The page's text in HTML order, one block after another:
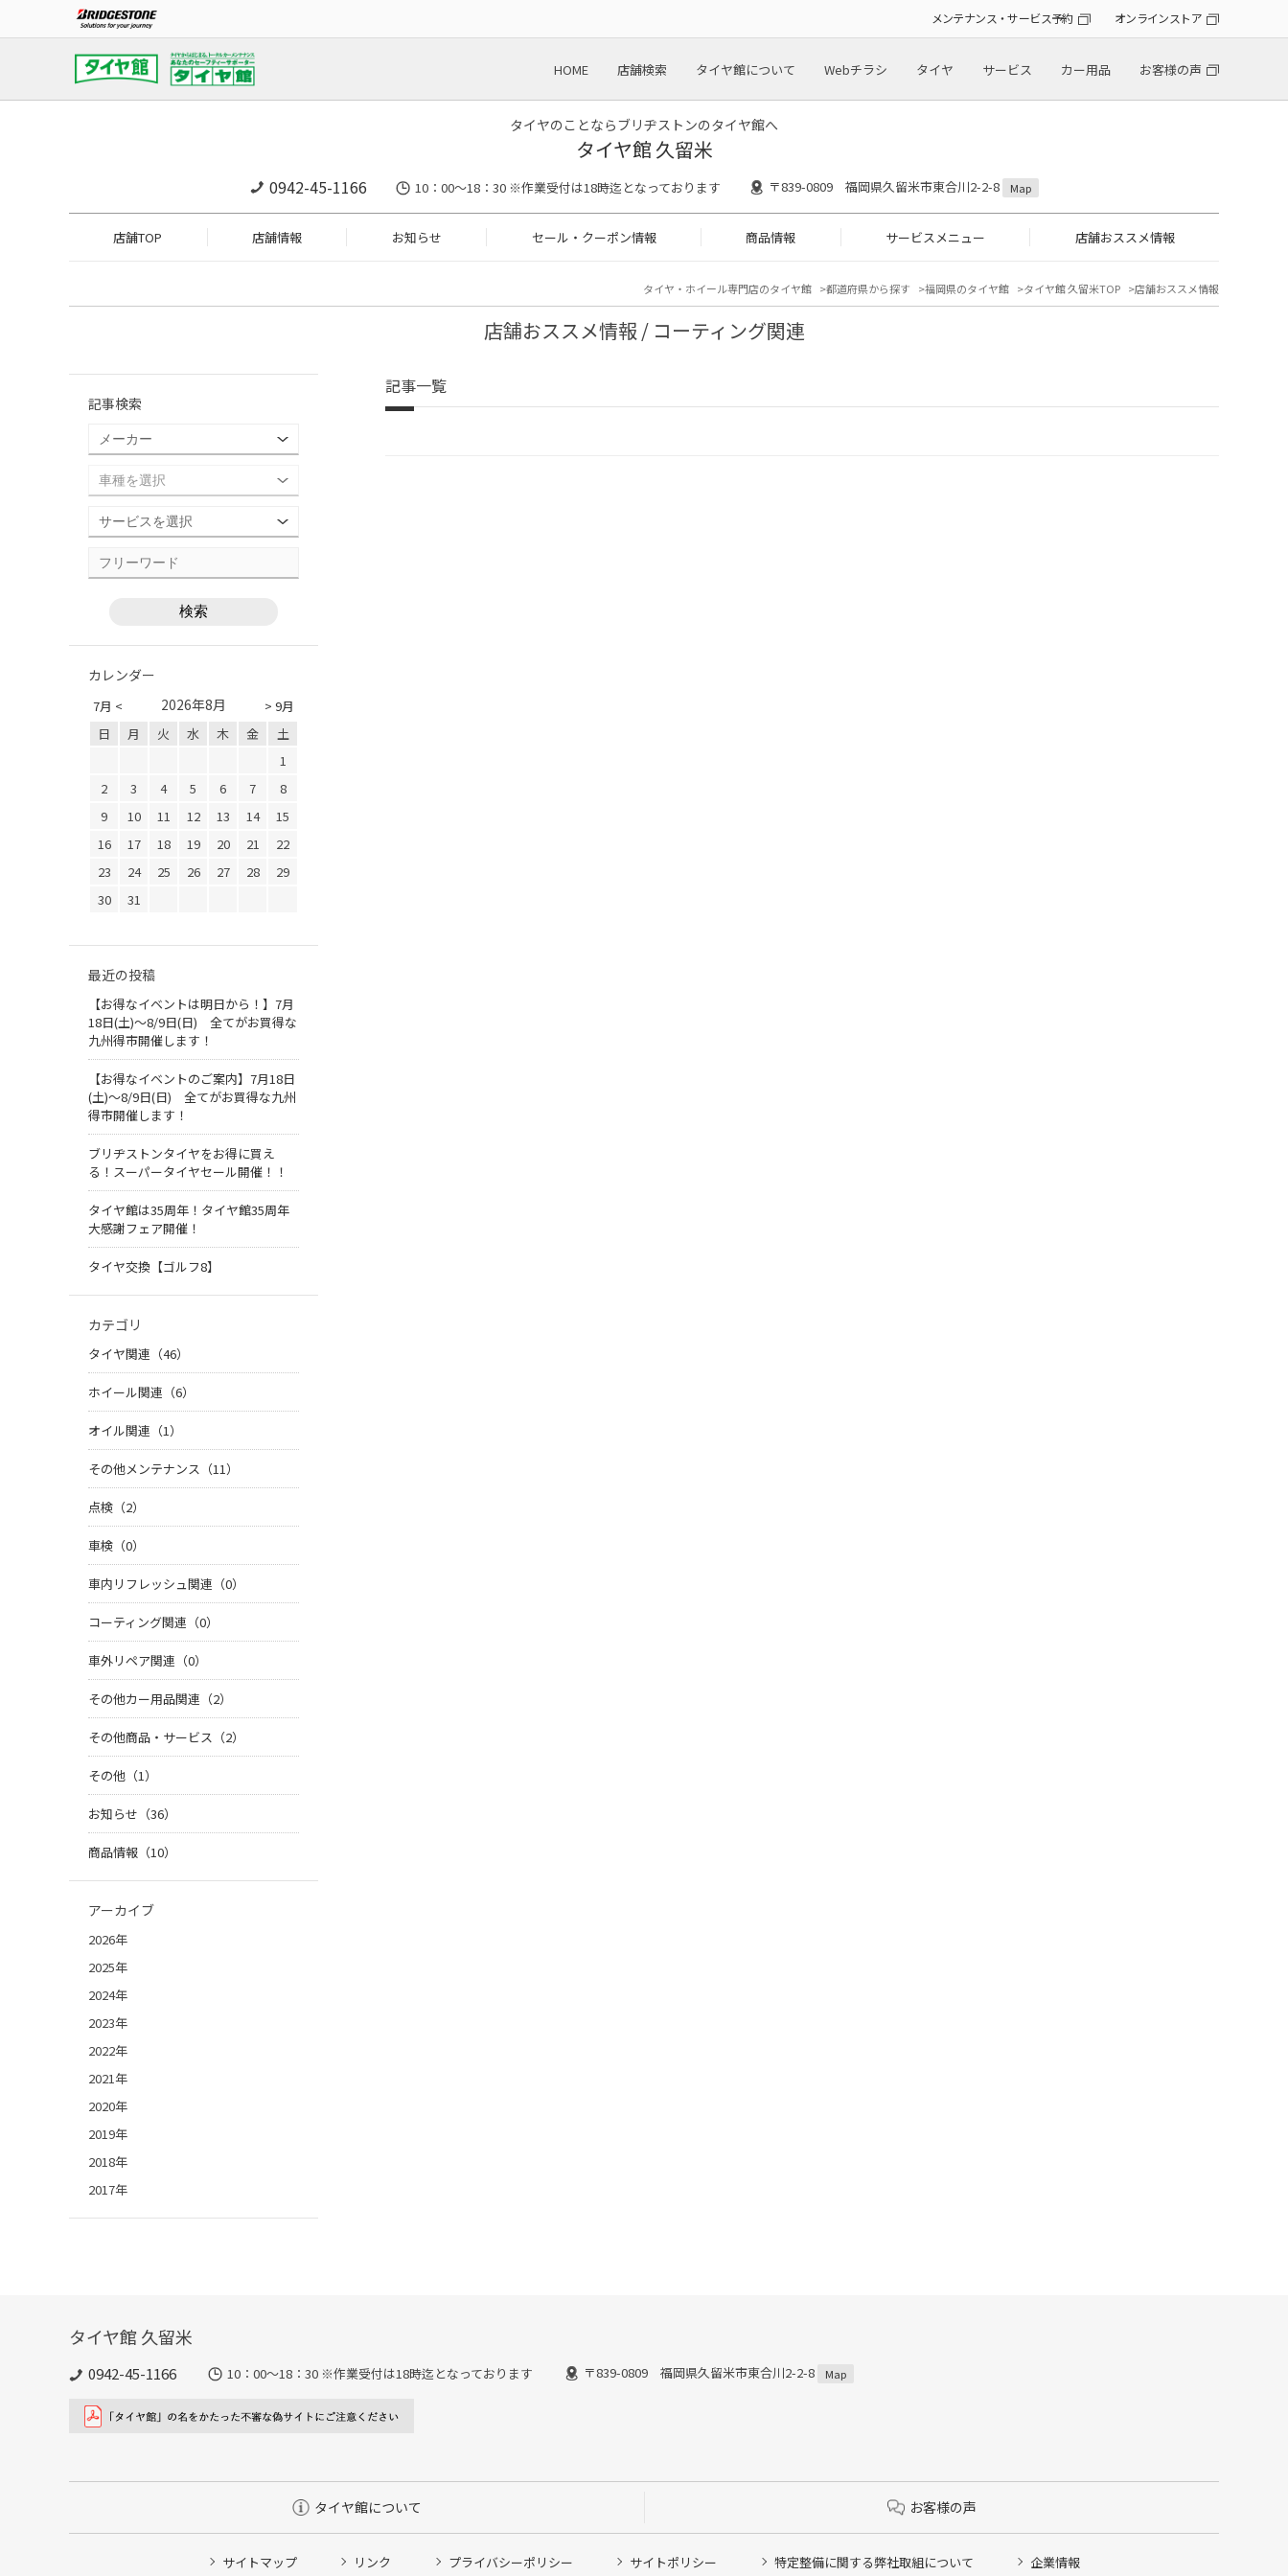
メンテナンス・サービス予約 オンラインストア
HOME 店舗検索 タイヤ館について Webチラシ タイヤ サービス カー用品 お客様の声
タイヤのことならブリヂストンのタイヤ館へ
タイヤ館 久留米
0942-45-1166 10：00～18：30 ※作業受付は18時迄となっております 〒839-0809 福岡県久留米市東合川2-2-8 Map
店舗TOP 店舗情報 お知らせ セール・クーポン情報 商品情報 サービスメニュー 店舗おススメ情報
タイヤ・ホイール専門店のタイヤ館 都道府県から探す 福岡県のタイヤ館 タイヤ館 久留米TOP 店舗おススメ情報
店舗おススメ情報 / コーティング関連
記事一覧
記事検索
カレンダー
7月 < > 9月
2026年8月
日 月 火 水 木 金
土
1
2
3 4 5 6 7
8
9
10 11 12 13 14
15
16
17 18 19 20 21
22
23
24 25 26 27 28
29
30
31
最近の投稿
【お得なイベントは明日から！】7月
18日(土)～8/9日(日) 全てがお買得な
九州得市開催します！
【お得なイベントのご案内】7月18日
(土)～8/9日(日) 全てがお買得な九州
得市開催します！
ブリヂストンタイヤをお得に買え
る！スーパータイヤセール開催！！
タイヤ館は35周年！タイヤ館35周年
大感謝フェア開催！
タイヤ交換【ゴルフ8】
カテゴリ
タイヤ関連（46）
ホイール関連（6）
オイル関連（1）
その他メンテナンス（11）
点検（2）
車検（0）
車内リフレッシュ関連（0）
コーティング関連（0）
車外リペア関連（0）
その他カー用品関連（2）
その他商品・サービス（2）
その他（1）
お知らせ（36）
商品情報（10）
アーカイブ
2026年
2025年
2024年
2023年
2022年
2021年
2020年
2019年
2018年
2017年
タイヤ館 久留米
0942-45-1166 10：00～18：30 ※作業受付は18時迄となっております 〒839-0809 福岡県久留米市東合川2-2-8 Map
タイヤ館について お客様の声
サイトマップ リンク プライバシーポリシー サイトポリシー 特定整備に関する弊社取組について 企業情報